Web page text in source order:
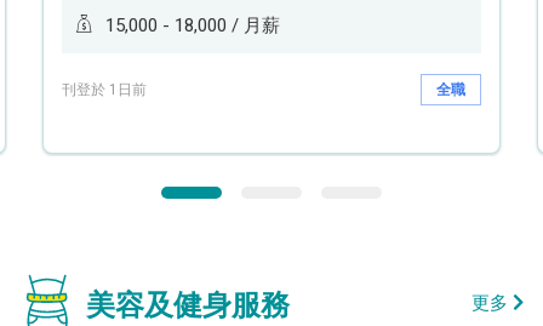
15,000 - 18,000 / 月薪
刊登於 1日前 全職
美容及健身服務 更多